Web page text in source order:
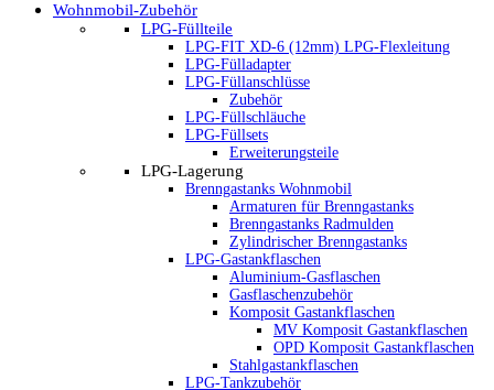
Wohnmobil-Zubehör
LPG-Füllteile
LPG-FIT XD-6 (12mm) LPG-Flexleitung
LPG-Fülladapter
LPG-Füllanschlüsse
Zubehör
LPG-Füllschläuche
LPG-Füllsets
Erweiterungsteile
LPG-Lagerung
Brenngastanks Wohnmobil
Armaturen für Brenngastanks
Brenngastanks Radmulden
Zylindrischer Brenngastanks
LPG-Gastankflaschen
Aluminium-Gasflaschen
Gasflaschenzubehör
Komposit Gastankflaschen
MV Komposit Gastankflaschen
OPD Komposit Gastankflaschen
Stahlgastankflaschen
LPG-Tankzubehör